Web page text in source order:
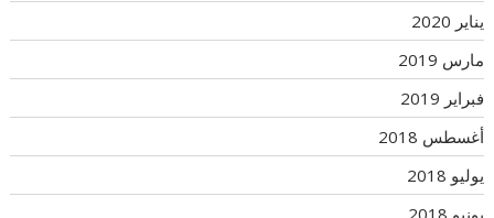
يناير 2020
مارس 2019
فبراير 2019
أغسطس 2018
يوليو 2018
يونيو 2018